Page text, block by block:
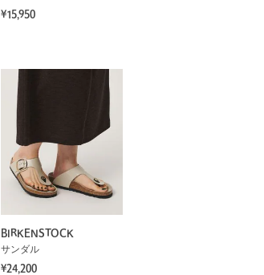
¥15,950
BIRKENSTOCK
サンダル
¥24,200